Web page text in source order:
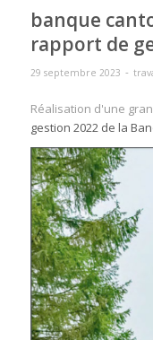
banque
rapport de
29 septembre 2023 -
Réalisation d'une
gestion 2022 de la